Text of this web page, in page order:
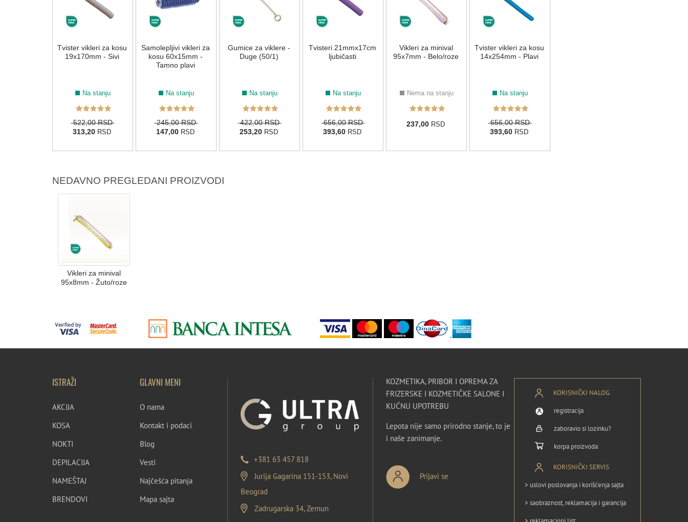
Tvister vikleri za kosu
19x170mm - Sivi
Na stanju
522,00 RSD
313,20 RSD
Samolepljivi vikleri za
kosu 60x15mm -
Tamno plavi
Na stanju
245,00 RSD
147,00 RSD
Gumice za viklere -
Duge (50/1)
Na stanju
422,00 RSD
253,20 RSD
Tvisteri 21mmx17cm
ljubičasti
Na stanju
656,00 RSD
393,60 RSD
Vikleri za minival
95x7mm - Belo/roze
Nema na stanju
237,00 RSD
Tvister vikleri za kosu
14x254mm - Plavi
Na stanju
656,00 RSD
393,60 RSD
NEDAVNO PREGLEDANI PROIZVODI
Vikleri za minival
95x8mm - Žuto/roze
ISTRAŽI
AKCIJA
KOSA
NOKTI
DEPILACIJA
NAMEŠTAJ
BRENDOVI
GLAVNI MENI
O nama
Kontakt i podaci
Blog
Vesti
Najčešća pitanja
Mapa sajta
+381 63 457 818
Jurija Gagarina 151-153, Novi
Beograd
Zadrugarska 34, Zemun
KOZMETIKA, PRIBOR I OPREMA ZA
FRIZERSKE I KOZMETIČKE SALONE I
KUĆNU UPOTREBU
Lepota nije samo prirodno stanje, to je
i naše zanimanje.
Prijavi se
KORISNIČKI NALOG
registracija
zaboravio si lozinku?
korpa proizvoda
KORISNIČKI SERVIS
> uslovi poslovanja i korišćenja sajta
> saobraznost, reklamacija i garancija